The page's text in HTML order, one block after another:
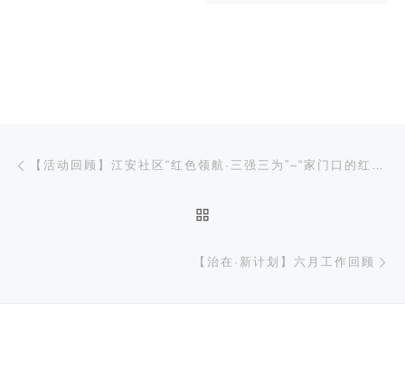
文章导航 【活动回顾】江安社区“红色领航·三强三为”–“家门口的红色服务”
【治在·新计划】六月工作回顾